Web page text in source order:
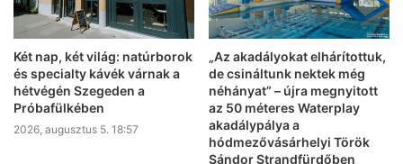
Két nap, két világ: natúrborok
és specialty kávék várnak a
hétvégén Szegeden a
Próbafülkében
2026, augusztus 5. 18:57
„Az akadályokat elhárítottuk,
de csináltunk nektek még
néhányat” – újra megnyitott
az 50 méteres Waterplay
akadálypálya a
hódmezővásárhelyi Török
Sándor Strandfürdőben